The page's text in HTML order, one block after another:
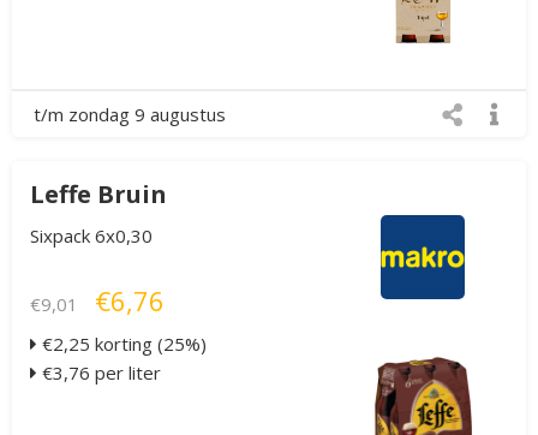
t/m zondag 9 augustus
Leffe Bruin
Sixpack 6x0,30
€9,01 €6,76
€2,25 korting (25%)
€3,76 per liter